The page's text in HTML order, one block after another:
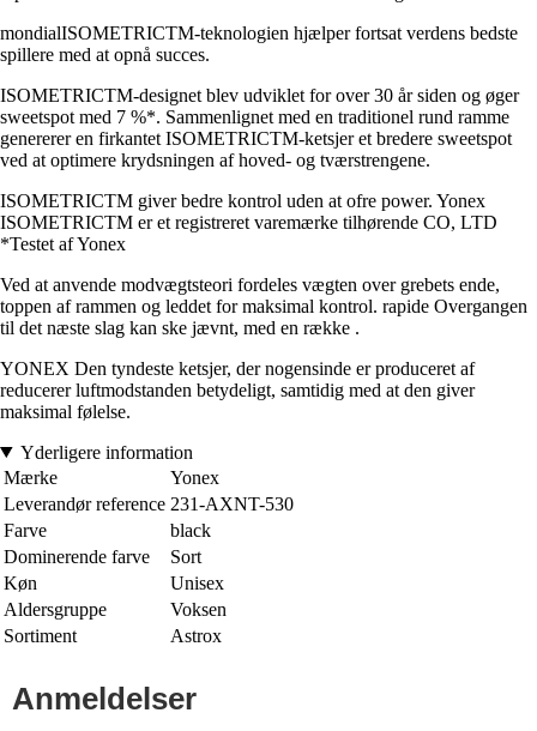
mondialISOMETRICTM-teknologien hjælper fortsat verdens bedste
spillere med at opnå succes.
ISOMETRICTM-designet blev udviklet for over 30 år siden og øger
sweetspot med 7 %*. Sammenlignet med en traditionel rund ramme
genererer en firkantet ISOMETRICTM-ketsjer et bredere sweetspot
ved at optimere krydsningen af hoved- og tværstrengene.
ISOMETRICTM giver bedre kontrol uden at ofre power. Yonex
ISOMETRICTM er et registreret varemærke tilhørende CO, LTD
*Testet af Yonex
Ved at anvende modvægtsteori fordeles vægten over grebets ende,
toppen af rammen og leddet for maksimal kontrol. rapide Overgangen
til det næste slag kan ske jævnt, med en række .
YONEX Den tyndeste ketsjer, der nogensinde er produceret af
reducerer luftmodstanden betydeligt, samtidig med at den giver
maksimal følelse.
Yderligere information
Mærke
Yonex
Leverandør reference 231-AXNT-530
Farve
black
Dominerende farve
Sort
Køn
Unisex
Aldersgruppe
Voksen
Sortiment
Astrox